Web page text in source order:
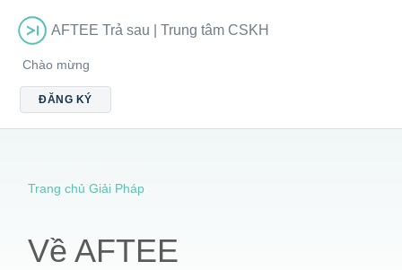
AFTEE Trả sau | Trung tâm CSKH
Chào mừng
ĐĂNG KÝ
Trang chủ Giải Pháp
Về AFTEE